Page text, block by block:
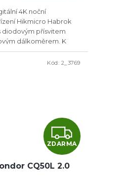
4K noční
Hikmicro Habrok
diodovým přísvitem
dálkoměrem. K
zdarma
Z
D
ZDARMA
CQ50L 2.0
Kód: 2_3769